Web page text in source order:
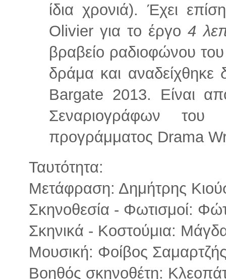
ίδια χρονιά). Έχει
Olivier για το έργο4
βραβείο ραδιοφώνου
δράμα και αναδείχθηκε
Bargate 2013. Είναι
Σεναριογράφων
προγράμματος Drama
Ταυτότητα:
Μετάφραση: Δημήτρης
Σκηνοθεσία - Φωτισμοί:
Σκηνικά - Κοστούμια:
Μουσική: Φοίβος
Βοηθός σκηνοθέτη: